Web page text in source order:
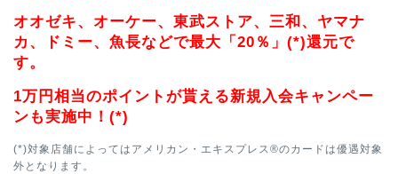
オオゼキ、オーケー、東武ストア、三和、ヤマナ
カ、ドミー、魚長などで最大「20％」(*)還元で
す。
1万円相当のポイントが貰える新規入会キャンペー
ンも実施中！(*)
(*)対象店舗によってはアメリカン・エキスプレス®のカードは優遇対象
外となります。